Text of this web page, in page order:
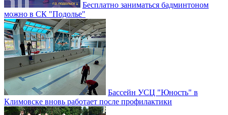
Бесплатно заниматься бадминтоном
можно в СК "Подолье"
Бассейн УСЦ "Юность" в
Климовске вновь работает после профилактики